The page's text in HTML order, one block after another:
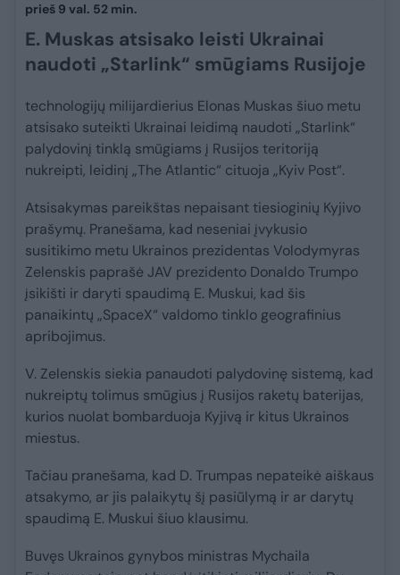
prieš 9 val. 52 min.
E. Muskas atsisako leisti Ukrainai
naudoti „Starlink“ smūgiams Rusijoje
technologijų milijardierius Elonas Muskas šiuo metu
atsisako suteikti Ukrainai leidimą naudoti „Starlink“
palydovinį tinklą smūgiams į Rusijos teritoriją
nukreipti, leidinį „The Atlantic“ cituoja „Kyiv Post“.
Atsisakymas pareikštas nepaisant tiesioginių Kyjivo
prašymų. Pranešama, kad neseniai įvykusio
susitikimo metu Ukrainos prezidentas Volodymyras
Zelenskis paprašė JAV prezidento Donaldo Trumpo
įsikišti ir daryti spaudimą E. Muskui, kad šis
panaikintų „SpaceX“ valdomo tinklo geografinius
apribojimus.
V. Zelenskis siekia panaudoti palydovinę sistemą, kad
nukreiptų tolimus smūgius į Rusijos raketų baterijas,
kurios nuolat bombarduoja Kyjivą ir kitus Ukrainos
miestus.
Tačiau pranešama, kad D. Trumpas nepateikė aiškaus
atsakymo, ar jis palaikytų šį pasiūlymą ir ar darytų
spaudimą E. Muskui šiuo klausimu.
Buvęs Ukrainos gynybos ministras Mychaila